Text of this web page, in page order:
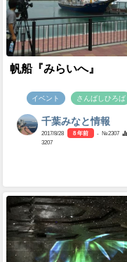
帆船『みらいへ』
イベント さんばしひろば
千葉みなと情報
2017/8/28 8 年前
- №2307
3207